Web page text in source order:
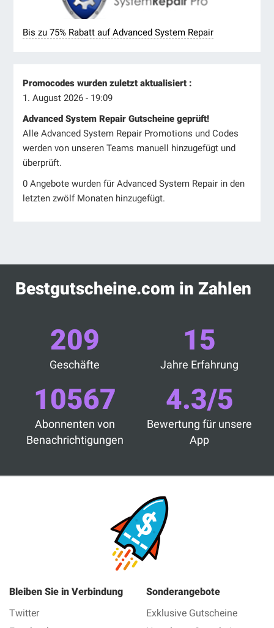
Bis zu 75% Rabatt auf Advanced System Repair
Promocodes wurden zuletzt aktualisiert :
1. August 2026 - 19:09
Advanced System Repair Gutscheine geprüft!
Alle Advanced System Repair Promotions und Codes
werden von unseren Teams manuell hinzugefügt und
überprüft.
0 Angebote wurden für Advanced System Repair in den
letzten zwölf Monaten hinzugefügt.
Bestgutscheine.com in Zahlen
209
Geschäfte
15
Jahre Erfahrung
10567
Abonnenten von
Benachrichtigungen
4.3/5
Bewertung für unsere
App
Bleiben Sie in Verbindung
Twitter
Sonderangebote
Exklusive Gutscheine